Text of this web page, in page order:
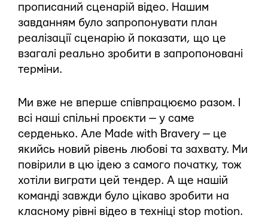
прописаний сценарій відео. Нашим
завданням було запропонувати план
реалізації сценарію й показати, що це
взагалі реально зробити в запропоновані
терміни.
Ми вже не вперше співпрацюємо разом. І
всі наші спільні проєкти — у саме
серденько. Але Made with Bravery — це
якийсь новий рівень любові та захвату. Ми
повірили в цю ідею з самого початку, тож
хотіли виграти цей тендер. А ще нашій
команді завжди було цікаво зробити на
класному рівні відео в техніці stop motion.